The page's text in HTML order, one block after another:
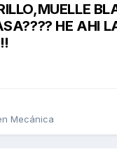
HE AHI
Mecánica